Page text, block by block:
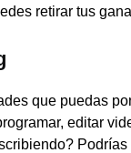
retirar tus
que puedas
editar
Podrías